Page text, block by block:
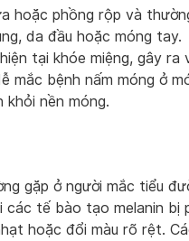
hoặc phồng rộp và
da đầu hoặc móng tay.
tại khóe miệng, gây ra
mắc bệnh nấm móng ở
khỏi nền móng.
gặp ở người mắc tiểu
các tế bào tạo melanin bị
hoặc đổi màu rõ rệt.